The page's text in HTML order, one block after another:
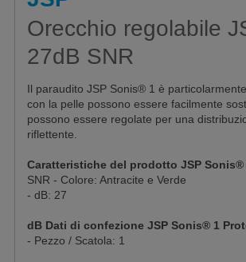
Orecchio regolabile
27dB SNR
Il paraudito JSP Sonis® 1 è
con la pelle possono essere facilmente
possono essere regolate per una
riflettente.
Caratteristiche del prodotto JSP
SNR - Colore: Antracite e Verde
- dB: 27
dB Dati di confezione JSP Sonis® 1
- Pezzo / Scatola: 1